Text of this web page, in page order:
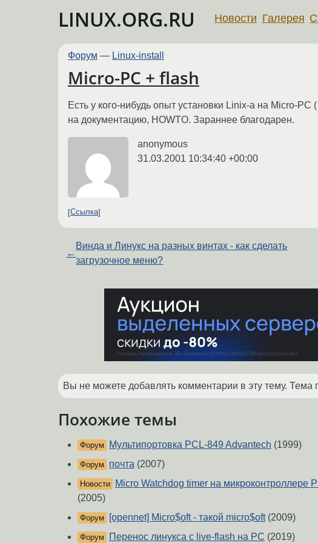
LINUX.ORG.RU Новости Галерея
Форум — Linux-install
Micro-PC + flash
Есть у кого-нибудь опыт установки Linix-а на Micro-
на документацию, HOWTO. Зараннее благодарен.
anonymous
31.03.2001 10:34:40 +00:00
Ссылка
←
Винда и Линукс на разных винтах - как сделать
загрузочное меню?
Вы не можете добавлять комментарии в эту тему.
Похожие темы
Форум Мультипортовка PCL-849 Advantech (1999)
Форум почта (2007)
Новости
Micro Watchdog timer на микроконтроллере
(2005)
Форум [opennet] Micro$oft - такой micro$oft(2009)
Форум Перенос линукса с live-flash на PC (2019)